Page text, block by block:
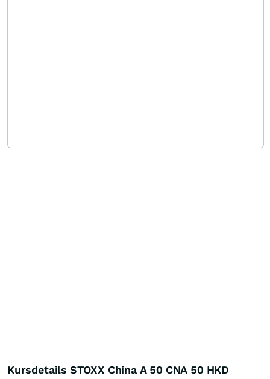
Kursdetails STOXX China A 50 CNA 50 HKD